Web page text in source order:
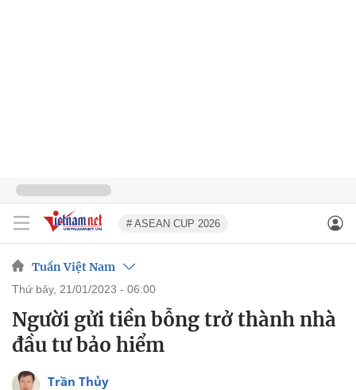
# ASEAN CUP 2026
Tuần Việt Nam
thứ bảy, 21/01/2023 - 06:00
Người gửi tiền bỗng trở thành nhà
đầu tư bảo hiểm
Trần Thủy